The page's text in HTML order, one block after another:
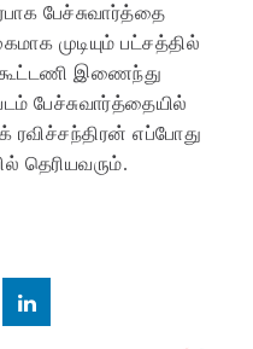
பேச்சுவார்த்தை
முடியும் பட்சத்தில்
கூட்டணி இணைந்து
பேச்சுவார்த்தையில்
எப்போது
தெரியவரும்.